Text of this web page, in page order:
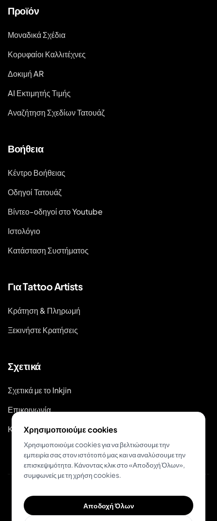
Προϊόν
Μοναδικά Σχέδια
Κορυφαίοι Καλλιτέχνες
Δοκιμή AR
AI Εκτιμητής Τιμής
Αναζήτηση Σχεδίων Τατουάζ
Βοήθεια
Κέντρο Βοήθειας
Οδηγοί Τατουάζ
Βίντεο-οδηγοί στο Youtube
Ιστολόγιο
Κατάσταση Συστήματος
Για Tattoo Artists
Κράτηση & Πληρωμή
Ξεκινήστε Κρατήσεις
Σχετικά
Σχετικά με το Inkjin
Επικοινωνία
Κιτ Επωνυμίας
© 2026 Inkjin
Πολιτική ΑπορρήτουΌροι Χρήσης
Χρησιμοποιούμε cookies
Χρησιμοποιούμε cookies για να βελτιώσουμε την
εμπειρία σας στον ιστότοπό μας και να αναλύσουμε την
επισκεψιμότητα. Κάνοντας κλικ στο «Αποδοχή Όλων»,
συμφωνείς με τη χρήση cookies.
Αποδοχή Όλων